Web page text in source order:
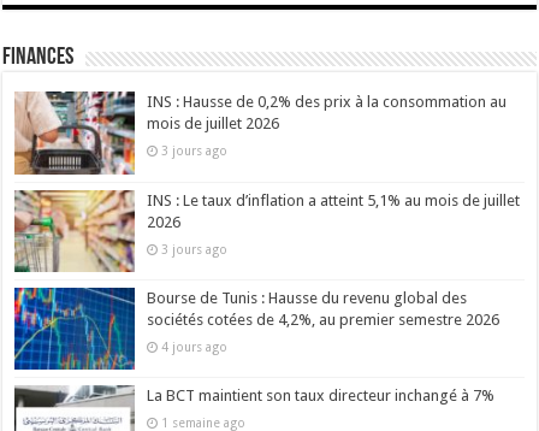
Finances
INS : Hausse de 0,2% des prix à la consommation au
mois de juillet 2026
3 jours ago
INS : Le taux d’inflation a atteint 5,1% au mois de juillet
2026
3 jours ago
Bourse de Tunis : Hausse du revenu global des
sociétés cotées de 4,2%, au premier semestre 2026
4 jours ago
La BCT maintient son taux directeur inchangé à 7%
1 semaine ago